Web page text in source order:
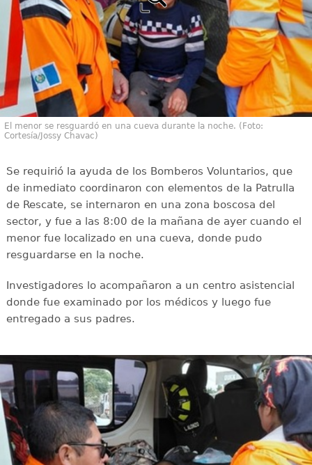
El menor se resguardó en una cueva durante la noche. (Foto:
Cortesía/Jossy Chavac)
Se requirió la ayuda de los Bomberos Voluntarios, que
de inmediato coordinaron con elementos de la Patrulla
de Rescate, se internaron en una zona boscosa del
sector, y fue a las 8:00 de la mañana de ayer cuando el
menor fue localizado en una cueva, donde pudo
resguardarse en la noche.
Investigadores lo acompañaron a un centro asistencial
donde fue examinado por los médicos y luego fue
entregado a sus padres.